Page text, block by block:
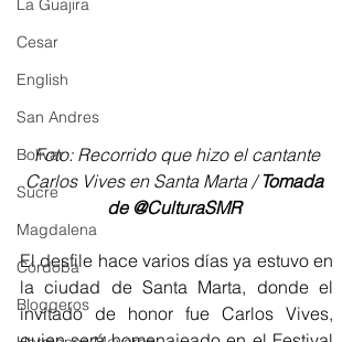
La Guajira
Cesar
English
San Andres
Bolívar
Sucre
Magdalena
Córdoba
Bloggeros
Foto: Recorrido que hizo el cantante
Carlos Vives en Santa Marta / Tomada
de @CulturaSMR
El desfile hace varios días ya estuvo en
la ciudad de Santa Marta, donde el
invitado de honor fue Carlos Vives,